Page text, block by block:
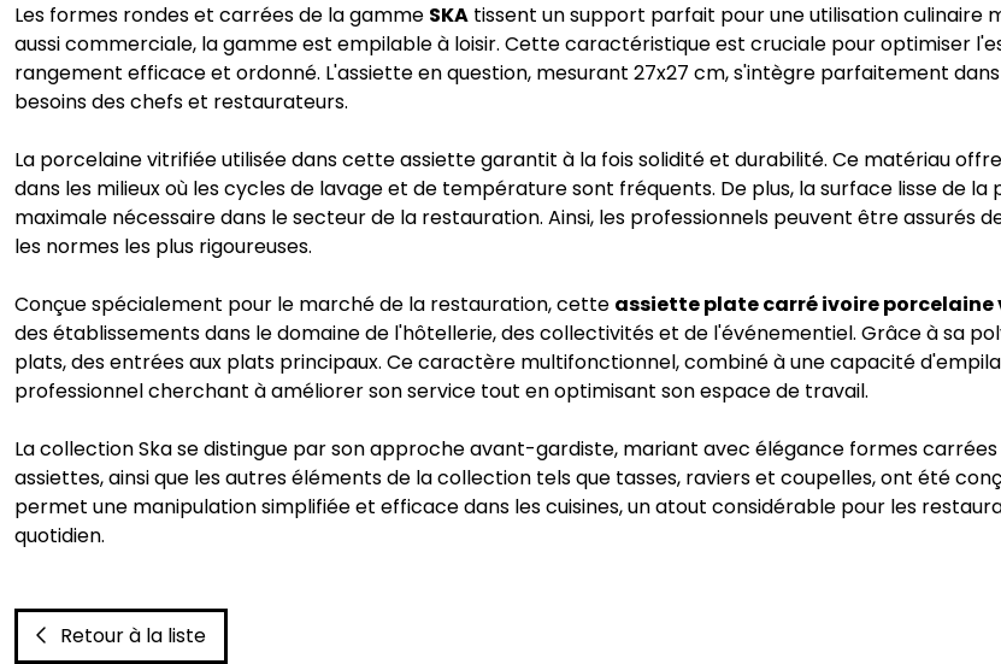
Les formes rondes et carrées de la gamme SKA tissent un support parfait pour une utilisation culinaire
aussi commerciale, la gamme est empilable à loisir. Cette caractéristique est cruciale pour optimiser
rangement efficace et ordonné. L'assiette en question, mesurant 27x27 cm, s'intègre parfaitement
besoins des chefs et restaurateurs.
La porcelaine vitrifiée utilisée dans cette assiette garantit à la fois solidité et durabilité. Ce matériau
dans les milieux où les cycles de lavage et de température sont fréquents. De plus, la surface lisse de
maximale nécessaire dans le secteur de la restauration. Ainsi, les professionnels peuvent être
les normes les plus rigoureuses.
Conçue spécialement pour le marché de la restauration, cette assiette plate carré ivoire porcelaine
des établissements dans le domaine de l'hôtellerie, des collectivités et de l'événementiel. Grâce à sa
plats, des entrées aux plats principaux. Ce caractère multifonctionnel, combiné à une capacité
professionnel cherchant à améliorer son service tout en optimisant son espace de travail.
La collection Ska se distingue par son approche avant-gardiste, mariant avec élégance formes
assiettes, ainsi que les autres éléments de la collection tels que tasses, raviers et coupelles, ont été
permet une manipulation simplifiée et efficace dans les cuisines, un atout considérable pour les
quotidien.
Retour à la liste